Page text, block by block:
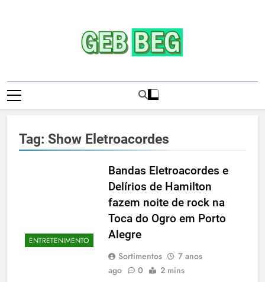
Gebbeg | Ensaio
Sensual | Sexo |
Apostas E
Casinos
Onlineios
Fotográficos
Casas De Apostas E Casinos Online |
Comportamento E Relacionamento |
Relacionamento | Casas De Apostas E
Casino Online |Musas Brasileiras | Fotos
Sensuais | Ensaios Fotográficos ! Gebbeg
People! Musas Brasileiras Sexy Gebbeg
People! Musas Brasileiras Sensual
Tag: Show Eletroacordes
ENTRETENIMENTO
Bandas Eletroacordes e
Delírios de Hamilton
fazem noite de rock na
Toca do Ogro em Porto
Alegre
Sortimentos
7 anos
ago
0 2 mins